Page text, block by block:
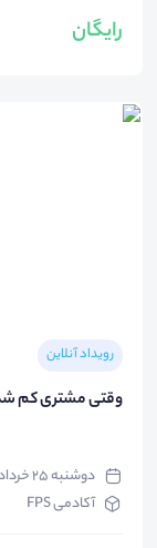
رایگان
رویداد آنلاین
وقتی مشتری کم
دوشنبه ۲۵ خرداد ۱۴۰۵ - ۱۴:۳۰
آکادمی FPS